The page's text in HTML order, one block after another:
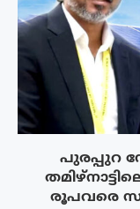
പുരപ്പുറ
രൂപവരെ